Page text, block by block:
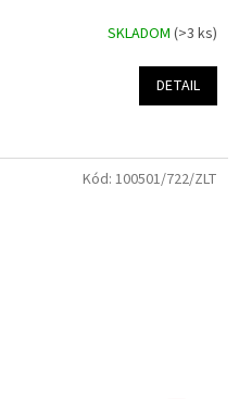
SKLADOM (>3 ks)
DETAIL
Kód: 100501/722/ZLT